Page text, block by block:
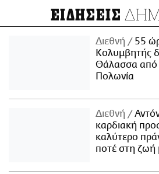
ΕΙΔΗΣΕΙΣ
Διεθνή
55
Κολυμβητής
Θάλασσα από
Πολωνία
Διεθνή
καρδιακή
καλύτερο
ποτέ στη ζωή